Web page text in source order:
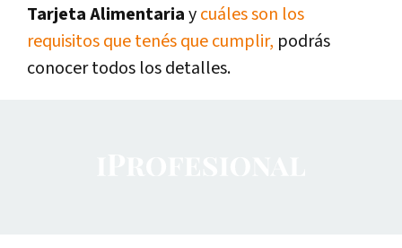
Tarjeta Alimentariaycuáles son los
requisitos que tenés que cumplir, podrás
conocer todos los detalles.